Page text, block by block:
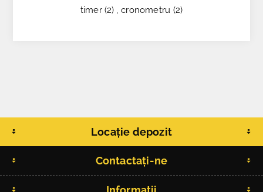
timer (2) , cronometru (2)
Locație depozit
Contactați-ne